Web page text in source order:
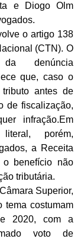
e Diogo Olm
(CTN). O
denúncia
que, caso o
antes de
de fiscalização,
infração.Em
porém,
a Receita
o benefício não
tributária.
tema costumam
2020, com a
voto de